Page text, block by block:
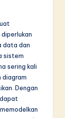
data dan
sistem
sering kali
diagram
Dengan